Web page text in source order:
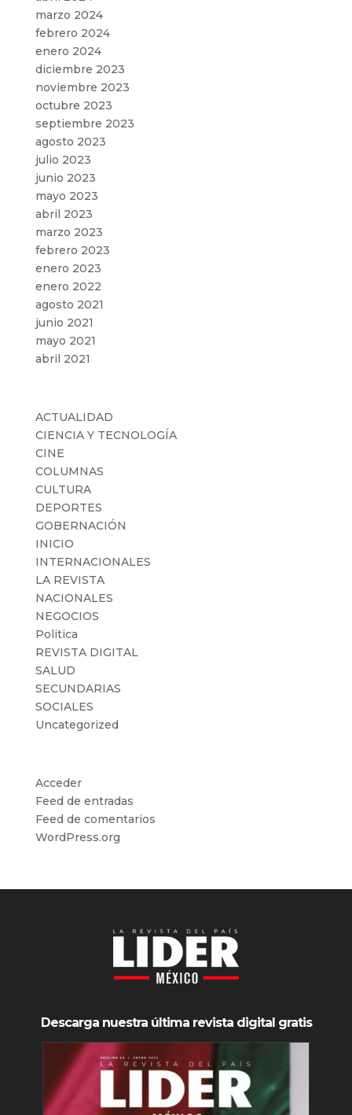
marzo 2024
febrero 2024
enero 2024
diciembre 2023
noviembre 2023
octubre 2023
septiembre 2023
agosto 2023
julio 2023
junio 2023
mayo 2023
abril 2023
marzo 2023
febrero 2023
enero 2023
enero 2022
agosto 2021
junio 2021
mayo 2021
abril 2021
ACTUALIDAD
CIENCIA Y TECNOLOGÍA
CINE
COLUMNAS
CULTURA
DEPORTES
GOBERNACIÓN
INICIO
INTERNACIONALES
LA REVISTA
NACIONALES
NEGOCIOS
Politica
REVISTA DIGITAL
SALUD
SECUNDARIAS
SOCIALES
Uncategorized
Acceder
Feed de entradas
Feed de comentarios
WordPress.org
Descarga nuestra última revista digital gratis